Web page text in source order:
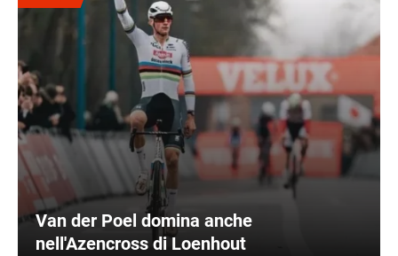
Van der Poel domina anche
nell'Azencross di Loenhout